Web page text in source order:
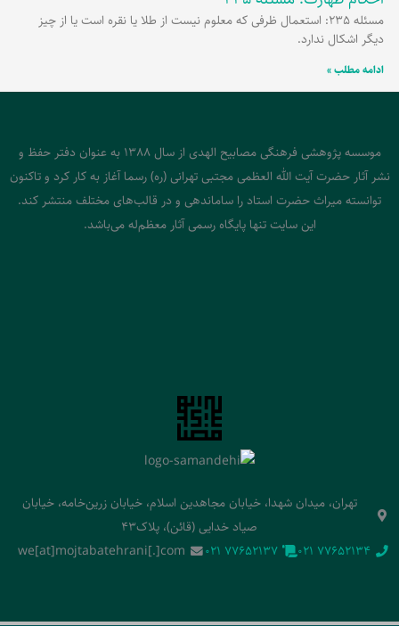
مسئله 235: استعمال ظرفی که معلوم نیست از طلا یا نقره است یا از چیز
دیگر اشکال ندارد.
ادامه مطلب »
موسسه پژوهشی فرهنگی مصابیح الهدی از سال 1388 به عنوان دفتر حفظ و
نشر آثار حضرت آیت الله العظمی مجتبی تهرانی (ره) رسما آغاز به کار کرد و تاکنون
توانسته میراث حضرت استاد را ساماندهی و در قالب‌های مختلف منتشر کند.
این سایت تنها پایگاه رسمی آثار معظم‌له می‌باشد.
تهران، میدان شهدا، خیابان مجاهدین اسلام، خیابان زرین‌خامه، خیابان
صیاد خدایی (قائن)، پلاک43
‭021 77652134‬
‭021 77652137‬
we[at]mojtabatehrani[.]com